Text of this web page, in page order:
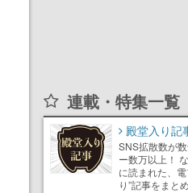
連載・特集一覧
殿堂入り記
SNS拡散数が
ー数万以上！
に読まれた、
り”記事をまと